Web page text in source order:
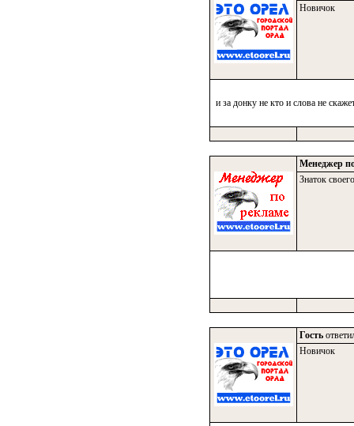
Новичок
и за донку не кто и слова не
Менеджер
Знаток
Гость
Новичок